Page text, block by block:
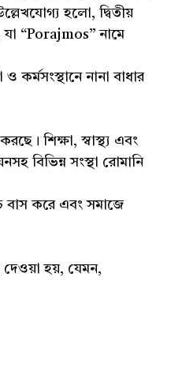
হলো, দ্বিতীয়
যা “Porajmos” নামে
নানা বাধার
শিক্ষা, স্বাস্থ্য এবং
বিভিন্ন সংস্থা রোমানি
বাস করে এবং সমাজে
দেওয়া হয়, যেমন,